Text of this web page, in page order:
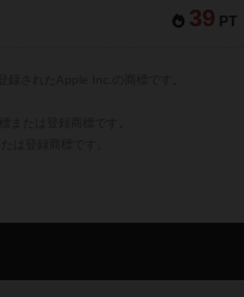
39 PT